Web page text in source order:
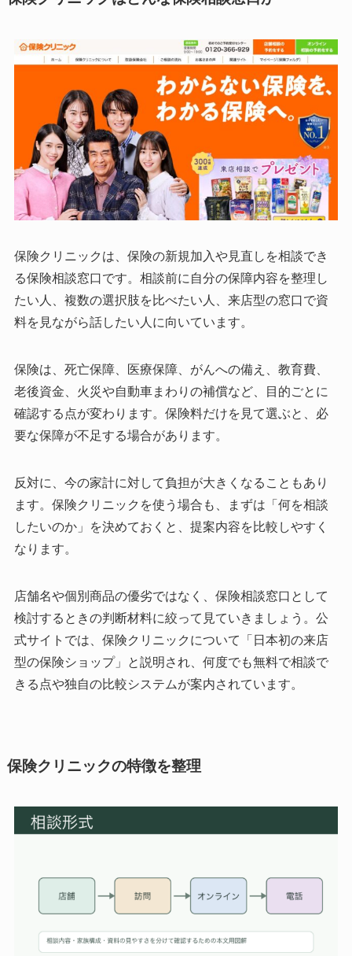
保険クリニックは、保険の新規加入や見直しを相談でき
る保険相談窓口です。相談前に自分の保障内容を整理し
たい人、複数の選択肢を比べたい人、来店型の窓口で資
料を見ながら話したい人に向いています。
保険は、死亡保障、医療保障、がんへの備え、教育費、
老後資金、火災や自動車まわりの補償など、目的ごとに
確認する点が変わります。保険料だけを見て選ぶと、必
要な保障が不足する場合があります。
反対に、今の家計に対して負担が大きくなることもあり
ます。保険クリニックを使う場合も、まずは「何を相談
したいのか」を決めておくと、提案内容を比較しやすく
なります。
店舗名や個別商品の優劣ではなく、保険相談窓口として
検討するときの判断材料に絞って見ていきましょう。公
式サイトでは、保険クリニックについて「日本初の来店
型の保険ショップ」と説明され、何度でも無料で相談で
きる点や独自の比較システムが案内されています。
保険クリニックの特徴を整理